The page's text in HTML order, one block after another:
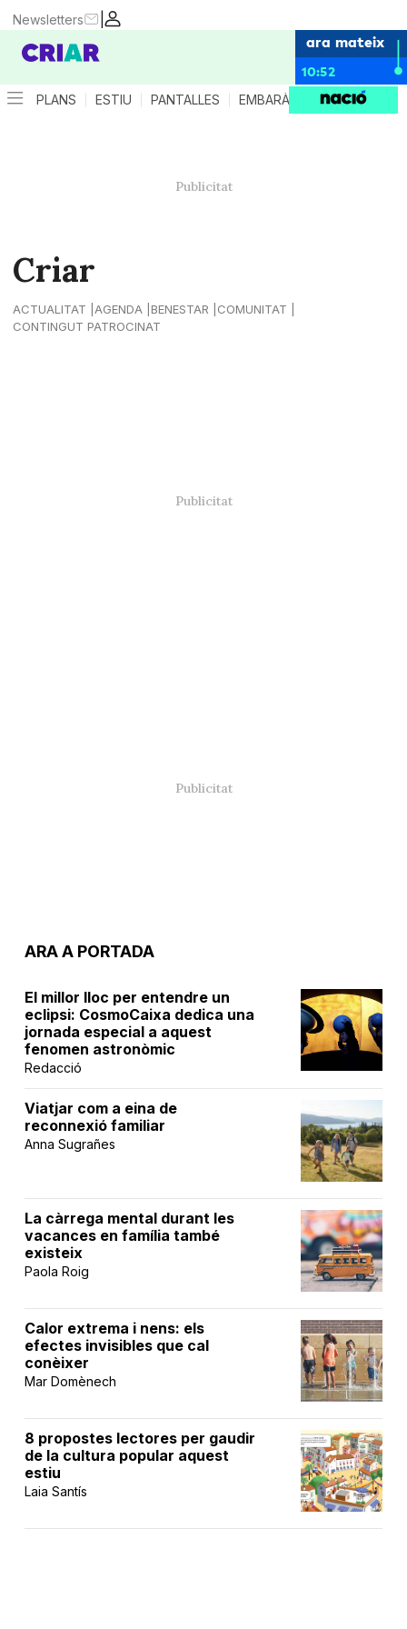
|
Newsletters
ara mateix
10:52
PLANS ESTIU PANTALLES EMBARÀS CRIANÇA
Criar
ACTUALITAT AGENDA BENESTAR
COMUNITAT
CONTINGUT PATROCINAT
ARA A PORTADA
El millor lloc per entendre un
eclipsi: CosmoCaixa dedica una
jornada especial a aquest
fenomen astronòmic
Redacció
Viatjar com a eina de
reconnexió familiar
Anna Sugrañes
La càrrega mental durant les
vacances en família també
existeix
Paola Roig
Calor extrema i nens: els
efectes invisibles que cal
conèixer
Mar Domènech
8 propostes lectores per gaudir
de la cultura popular aquest
estiu
Laia Santís